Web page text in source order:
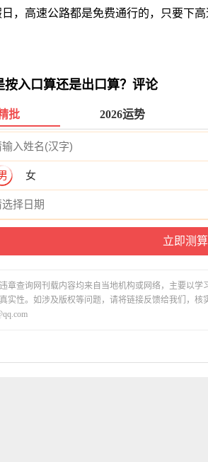
，高速公路都是免费通行的，只要下
按入口算还是出口算？评论
批 2026运势
女
章查询网刊载内容均来自当地机构或网络，主要以
实性。如涉及版权等问题，请将链接反馈给我们，核